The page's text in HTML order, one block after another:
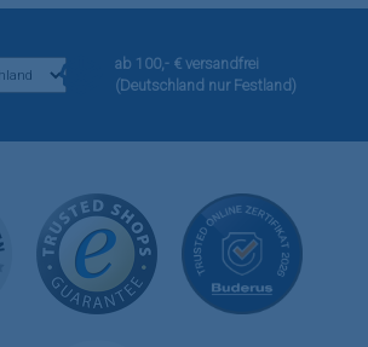
ab 100,- € versandfrei
(Deutschland nur Festland)